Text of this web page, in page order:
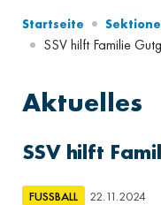
Startseite
SSV hilft Familie
Aktuelles
SSV hilft
FUSSBALL 22.11.2024